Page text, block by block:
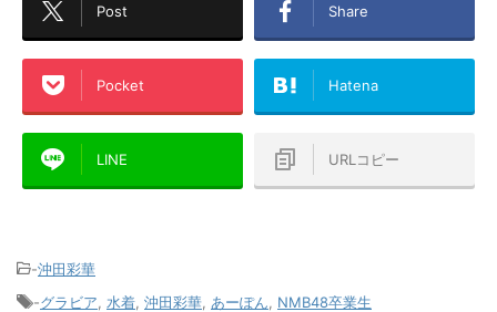
Post Share
Pocket Hatena
LINE URLコピー
-沖田彩華
-グラビア 水着 沖田彩華 あーぽん NMB48卒業生